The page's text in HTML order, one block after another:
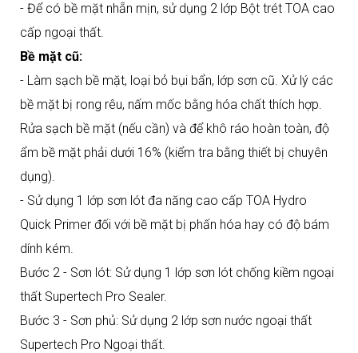
- Để có bề mặt nhẵn mịn, sử dụng 2 lớp Bột trét TOA cao
cấp ngoại thất.
Bề mặt cũ:
- Làm sạch bề mặt, loại bỏ bụi bẩn, lớp sơn cũ. Xử lý các
bề mặt bị rong rêu, nấm mốc bằng hóa chất thích hợp.
Rửa sạch bề mặt (nếu cần) và để khô ráo hoàn toàn, độ
ẩm bề mặt phải dưới 16% (kiểm tra bằng thiết bị chuyên
dụng).
- Sử dụng 1 lớp sơn lót đa năng cao cấp TOA Hydro
Quick Primer đối với bề mặt bị phấn hóa hay có độ bám
dính kém.
Bước 2 - Sơn lót: Sử dụng 1 lớp sơn lót chống kiềm ngoại
thất Supertech Pro Sealer.
Bước 3 - Sơn phủ: Sử dụng 2 lớp sơn nước ngoại thất
Supertech Pro Ngoại thất.